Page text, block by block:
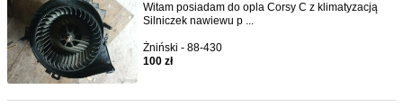
Witam posiadam do opla Corsy C z klimatyzacją
Silniczek nawiewu p ...
Żniński - 88-430
100 zł